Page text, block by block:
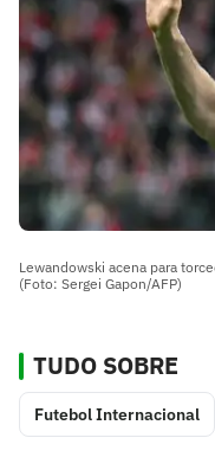
Lewandowski acena para
(Foto: Sergei Gapon/AFP)
TUDO SOBRE
Futebol Internacional